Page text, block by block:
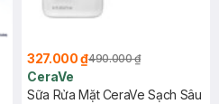
327.000 ₫490.000 ₫
CeraVe
Sữa Rửa Mặt CeraVe Sạch Sâu